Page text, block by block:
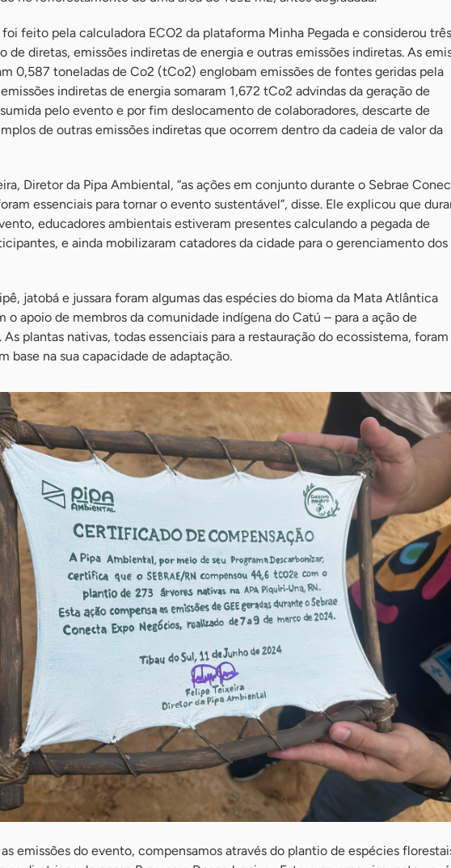
feito pela calculadora ECO2 da plataforma Minha Pegada e considerou três
de diretas, emissões indiretas de energia e outras emissões indiretas. As
0,587 toneladas de Co2 (tCo2) englobam emissões de fontes geridas pela
indiretas de energia somaram 1,672 tCo2 advindas da geração de
pelo evento e por fim deslocamento de colaboradores, descarte de
de outras emissões indiretas que ocorrem dentro da cadeia de valor da
Diretor da Pipa Ambiental, “as ações em conjunto durante o Sebrae
essenciais para tornar o evento sustentável”, disse. Ele explicou que
educadores ambientais estiveram presentes calculando a pegada de
e ainda mobilizaram catadores da cidade para o gerenciamento dos
jatobá e jussara foram algumas das espécies do bioma da Mata Atlântica
o apoio de membros da comunidade indígena do Catú – para a ação de
plantas nativas, todas essenciais para a restauração do ecossistema, foram
base na sua capacidade de adaptação.
as emissões do evento, compensamos através do plantio de espécies